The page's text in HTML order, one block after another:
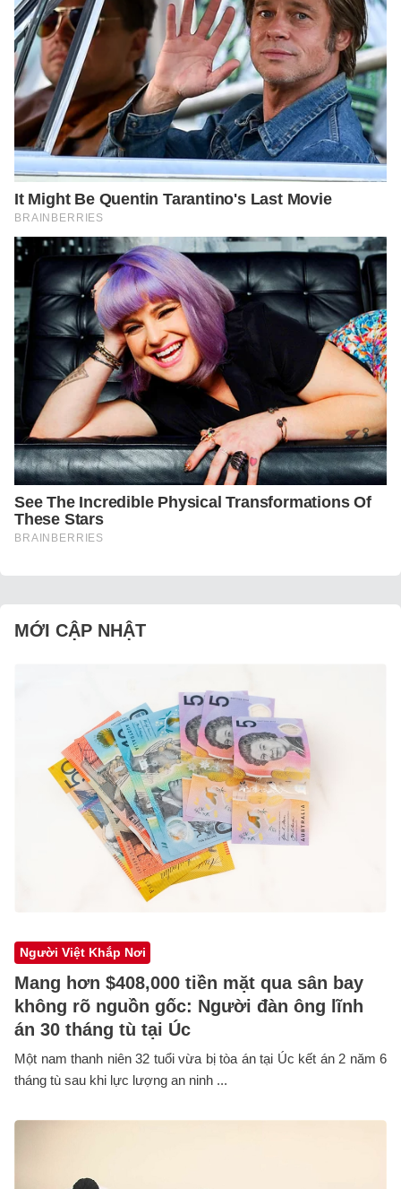
MỚI CẬP NHẬT
Người Việt Khắp Nơi
Mang hơn $408,000 tiền mặt qua sân bay
không rõ nguồn gốc: Người đàn ông lĩnh
án 30 tháng tù tại Úc
Một nam thanh niên 32 tuổi vừa bị tòa án tại Úc kết án 2 năm 6
tháng tù sau khi lực lượng an ninh ...